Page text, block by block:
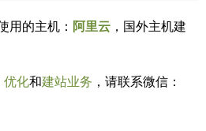
用的主机： 阿里云 ，国外主机建
优化和建站业务 ，请联系微信：